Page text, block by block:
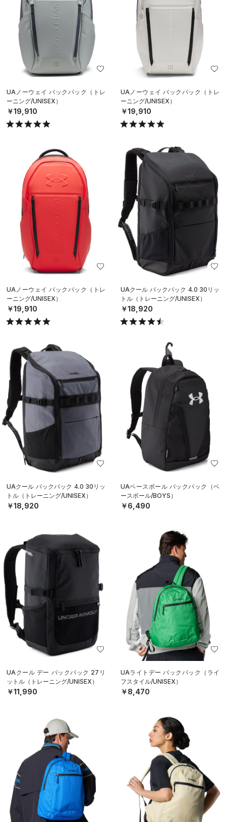
UAノーウェイ バックパック（トレ
ーニング/UNISEX）
￥19,910
UAノーウェイ バックパック（トレ
ーニング/UNISEX）
￥19,910
UAノーウェイ バックパック（トレ
ーニング/UNISEX）
￥19,910
UAクール バックパック 4.0 30リッ
トル（トレーニング/UNISEX）
￥18,920
UAクール バックパック 4.0 30リッ
トル（トレーニング/UNISEX）
￥18,920
UAベースボール バックパック（ベ
ースボール/BOYS）
￥6,490
UAクール デー バックパック 27リ
ットル（トレーニング/UNISEX）
￥11,990
UAライトデー バックパック（ライ
フスタイル/UNISEX）
￥8,470